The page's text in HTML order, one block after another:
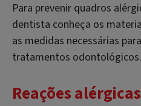
Para prevenir quadros
dentista conheça os
as medidas necessárias
tratamentos odontológicos.
Reações